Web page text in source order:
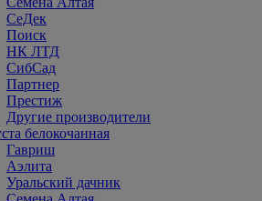
СеДек
Поиск
НК ЛТД
СибСад
Партнер
Престиж
Другие производители
белокочанная
Гавриш
Аэлита
Уральский дачник